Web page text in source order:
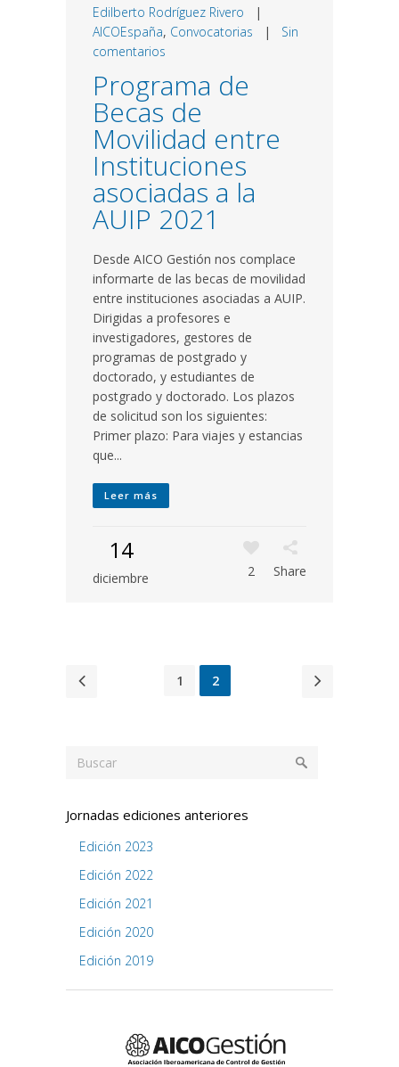
Edilberto Rodríguez Rivero |
AICOEspaña, Convocatorias | Sin
comentarios
Programa de
Becas de
Movilidad entre
Instituciones
asociadas a la
AUIP 2021
Desde AICO Gestión nos complace
informarte de las becas de movilidad
entre instituciones asociadas a AUIP.
Dirigidas a profesores e
investigadores, gestores de
programas de postgrado y
doctorado, y estudiantes de
postgrado y doctorado. Los plazos
de solicitud son los siguientes:
Primer plazo: Para viajes y estancias
que...
Leer más
14
diciembre 2 Share
1 2
Jornadas ediciones anteriores
Edición 2023
Edición 2022
Edición 2021
Edición 2020
Edición 2019